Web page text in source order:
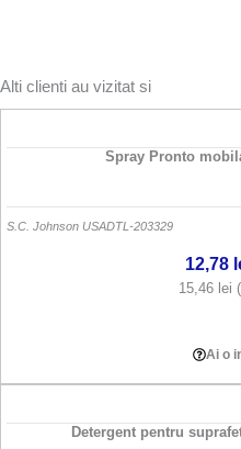
Alti clienti au vizitat si
Spray Pronto
S.C. Johnson USADTL-203329
12,78
15,46 lei
Ai o
Detergent pentru